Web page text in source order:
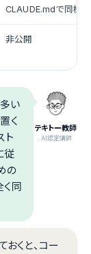
CLAUDE.mdで同様
非公開
テキトー教師
.AI認定講師
い
く
ト
従
の
同
くと、コー